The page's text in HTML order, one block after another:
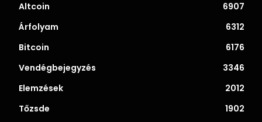
Altcoin
6907
Árfolyam
6312
Bitcoin
6176
Vendégbejegyzés
3346
Elemzések
2012
Tőzsde
1902